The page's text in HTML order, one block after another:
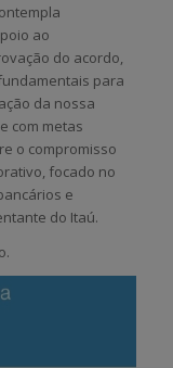
ao
do acordo,
para
da nossa
com metas
o compromisso
focado no
e
do Itaú.